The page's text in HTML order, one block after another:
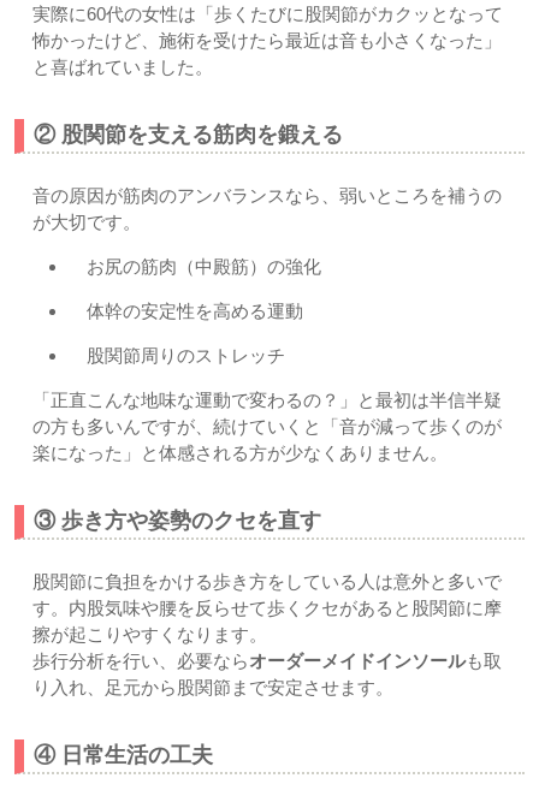
実際に60代の女性は「歩くたびに股関節がカクッとなって
怖かったけど、施術を受けたら最近は音も小さくなった」
と喜ばれていました。
② 股関節を支える筋肉を鍛える
音の原因が筋肉のアンバランスなら、弱いところを補うの
が大切です。
お尻の筋肉（中殿筋）の強化
体幹の安定性を高める運動
股関節周りのストレッチ
「正直こんな地味な運動で変わるの？」と最初は半信半疑
の方も多いんですが、続けていくと「音が減って歩くのが
楽になった」と体感される方が少なくありません。
③ 歩き方や姿勢のクセを直す
股関節に負担をかける歩き方をしている人は意外と多いで
す。内股気味や腰を反らせて歩くクセがあると股関節に摩
擦が起こりやすくなります。
歩行分析を行い、必要ならオーダーメイドインソールも取
り入れ、足元から股関節まで安定させます。
④ 日常生活の工夫